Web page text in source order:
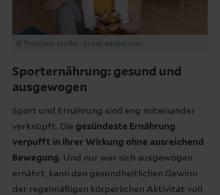
© Prostock-studio - stock.adobe.com
Sporternährung: gesund und
ausgewogen
Sport und Ernährung sind eng miteinander
verknüpft. Die gesündeste Ernährung
verpufft in ihrer Wirkung ohne ausreichend
Bewegung. Und nur wer sich ausgewogen
ernährt, kann den gesundheitlichen Gewinn
der regelmäßigen körperlichen Aktivität voll